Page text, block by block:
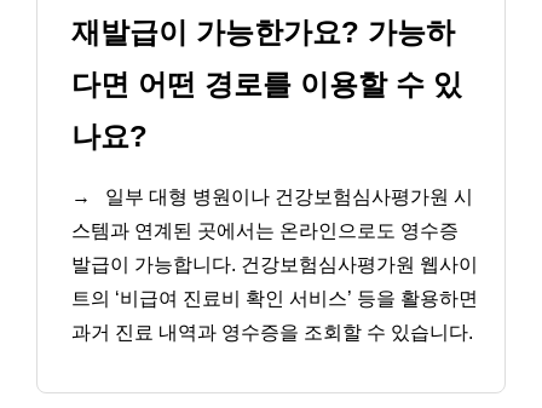
재발급이 가능한가요? 가능하
다면 어떤 경로를 이용할 수 있
나요?
→
일부 대형 병원이나 건강보험심사평가원 시
스템과 연계된 곳에서는 온라인으로도 영수증
발급이 가능합니다. 건강보험심사평가원 웹사이
트의 ‘비급여 진료비 확인 서비스’ 등을 활용하면
과거 진료 내역과 영수증을 조회할 수 있습니다.